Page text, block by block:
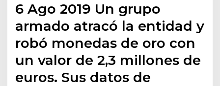
6 Ago 2019 Un grupo
armado atracó la entidad y
robó monedas de oro con
un valor de 2,3 millones de
euros. Sus datos de